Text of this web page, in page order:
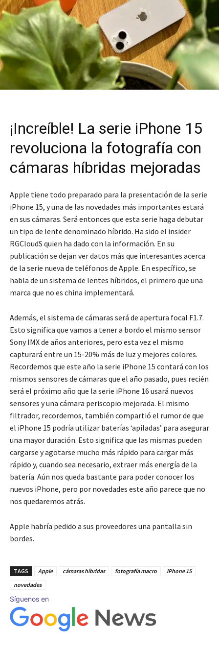
¡Increíble! La serie iPhone 15
revoluciona la fotografía con
cámaras híbridas mejoradas
Apple tiene todo preparado para la presentación de la serie
iPhone 15, y una de las novedades más importantes estará
en sus cámaras. Será entonces que esta serie haga debutar
un tipo de lente denominado híbrido. Ha sido el insider
RGCloudS quien ha dado con la información. En su
publicación se dejan ver datos más que interesantes acerca
de la serie nueva de teléfonos de Apple. En específico, se
habla de un sistema de lentes híbridos, el primero que una
marca que no es china implementará.
Además, el sistema de cámaras será de apertura focal F1.7.
Esto significa que vamos a tener a bordo el mismo sensor
Sony IMX de años anteriores, pero esta vez el mismo
capturará entre un 15-20% más de luz y mejores colores.
Recordemos que este año la serie iPhone 15 contará con los
mismos sensores de cámaras que el año pasado, pues recién
será el próximo año que la serie iPhone 16 usará nuevos
sensores y una cámara periscopio mejorada. El mismo
filtrador, recordemos, también compartió el rumor de que
el iPhone 15 podría utilizar baterías ‘apiladas’ para asegurar
una mayor duración. Esto significa que las mismas pueden
cargarse y agotarse mucho más rápido para cargar más
rápido y, cuando sea necesario, extraer más energía de la
batería. Aún nos queda bastante para poder conocer los
nuevos iPhone, pero por novedades este año parece que no
nos quedaremos atrás.
Apple habría pedido a sus proveedores una pantalla sin
bordes.
TAGS Apple cámaras híbridas fotografía macro
iPhone 15
novedades
Síguenos en